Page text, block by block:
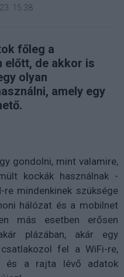
15:38
főleg a
előtt, de akkor is
olyan
amely egy
gondolni, mint valamire,
kockák használnak -
mindenkinek szüksége
hálózat és a mobilnet
más esetben erősen
plázában, akár egy
fel a WiFi-re,
és a rajta lévő adatok